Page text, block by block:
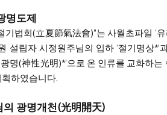
명도제
법회(立夏節氣法會)”는 사월초파일 ‘
설립자 시정원주님의 입하 ‘절기명상*’
명(神性光明)*’으로 온 인류를 교화하는
하였습니다.
광명개천(光明開天)